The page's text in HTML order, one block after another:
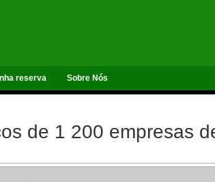
reserva Sobre Nós
de 1 200 empresas